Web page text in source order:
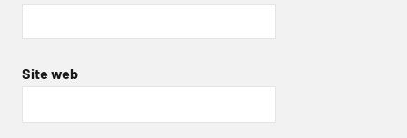
Site web